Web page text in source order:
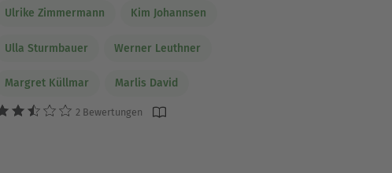
Ulrike Zimmermann Kim Johannsen
Ulla Sturmbauer Werner Leuthner
Margret Küllmar Marlis David
2 Bewertungen